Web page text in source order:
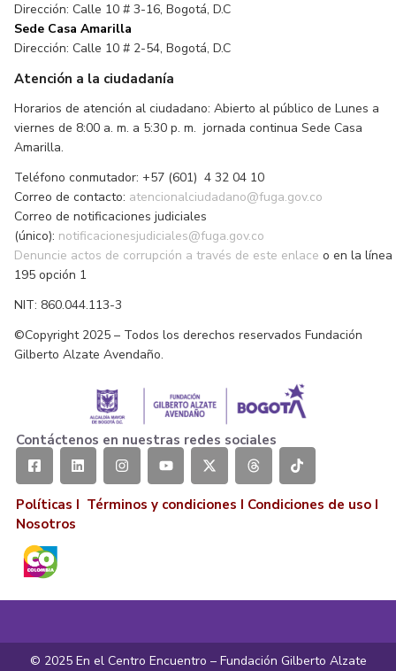
Dirección: Calle 10 # 3-16, Bogotá, D.C
Sede Casa Amarilla
Dirección: Calle 10 # 2-54, Bogotá, D.C
Atención a la ciudadanía
Horarios de atención al ciudadano: Abierto al público de Lunes a
viernes de 8:00 a. m. a 5:30 p. m. jornada continua Sede Casa
Amarilla.
Teléfono conmutador: +57 (601) 4 32 04 10
Correo de contacto: atencionalciudadano@fuga.gov.co
Correo de notificaciones judiciales
(único): notificacionesjudiciales@fuga.gov.co
Denuncie actos de corrupción a través de este enlace o en la línea
195 opción 1
NIT: 860.044.113-3
©Copyright 2025 – Todos los derechos reservados Fundación
Gilberto Alzate Avendaño.
Contáctenos en nuestras redes sociales
Políticas I Términos y condiciones I Condiciones de uso I
Nosotros
© 2025 En el Centro Encuentro – Fundación Gilberto Alzate